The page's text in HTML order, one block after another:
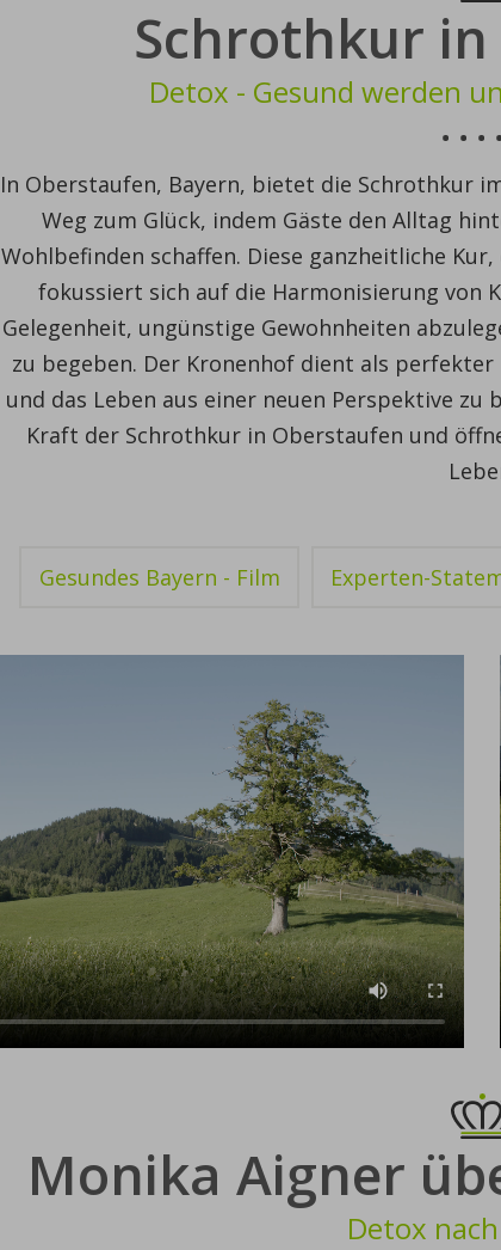
Schrothkur
Detox - Gesund werden
In Oberstaufen, Bayern, bietet die Schrothkur
Weg zum Glück, indem Gäste den Alltag
Wohlbefinden schaffen. Diese ganzheitliche
fokussiert sich auf die Harmonisierung von
Gelegenheit, ungünstige Gewohnheiten
zu begeben. Der Kronenhof dient als
und das Leben aus einer neuen Perspektive
Kraft der Schrothkur in Oberstaufen und
Gesundes Bayern - Film Experten-
Monika Aigner
Detox